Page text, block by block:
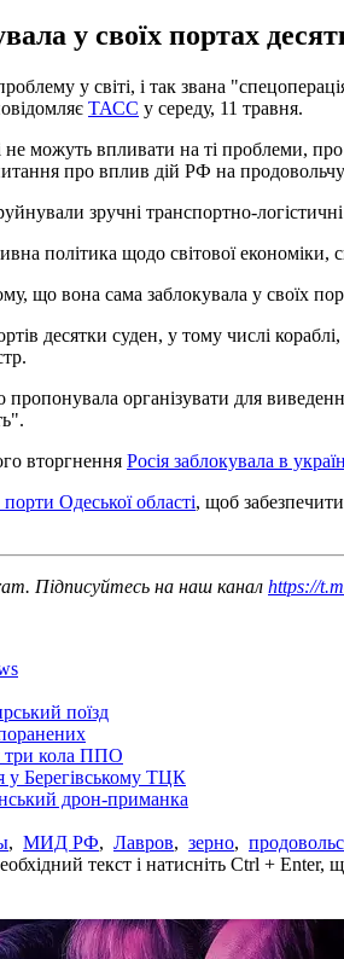
у своїх портах
у світі, і так звана
ТАСС у середу, 11 травня.
можуть впливати на ті проблеми, про
про вплив дій РФ на
зручні транспортно-
політика щодо світової економіки,
що вона сама заблокувала у своїх
десятки суден, у тому числі
організувати для
вторгнення Росія заблокувала в
Одеської області, щоб
Підписуйтесь на наш канал https://
поїзд
три кола ППО
у Берегівському ТЦК
дрон-приманка
, МИД РФ, Лавров, зерно,
текст і натисніть Ctrl + Enter,